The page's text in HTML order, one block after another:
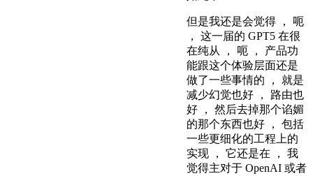
但是我还是会觉得 ， 呃
， 这一届的 GPT5 在很
在纯从 ， 呃 ， 产品功
能跟这个体验层面还是
做了一些事情的 ， 就是
减少幻觉也好 ， 路由也
好 ， 然后去掉那个谄媚
的那个东西也好 ， 包括
一些更细化的工程上的
实现 ， 它还是在 ， 我
觉得主对于 OpenAI 或者